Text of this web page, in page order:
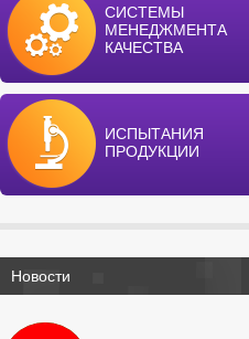
СИСТЕМЫ
МЕНЕДЖМЕНТА
КАЧЕСТВА
ИСПЫТАНИЯ
ПРОДУКЦИИ
Новости